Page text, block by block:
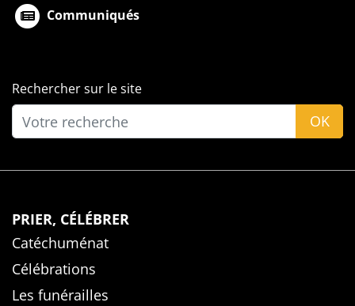
Communiqués
Rechercher sur le site
OK
PRIER, CÉLÉBRER
Catéchuménat
Célébrations
Les funérailles